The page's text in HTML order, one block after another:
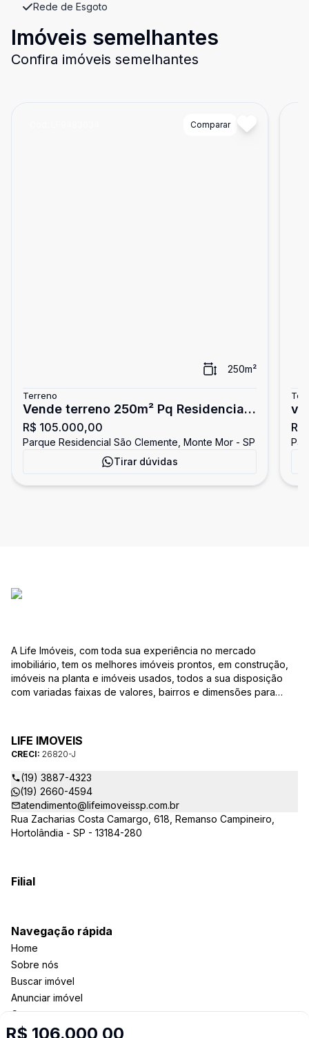
Rede de Esgoto
Imóveis semelhantes
Confira imóveis semelhantes
Comparar
250m²
Terreno
Vende terreno 250m² Pq Residencial
São Clemente
R$ 105.000,00
Parque Residencial São Clemente, Monte Mor - SP
Tirar dúvidas
R$ 106.000,00
A Life Imóveis, com toda sua experiência no mercado
imobiliário, tem os melhores imóveis prontos, em construção,
imóveis na planta e imóveis usados, todos a sua disposição
com variadas faixas de valores, bairros e dimensões para
as suas dúvidas sobre casas, apartamentos, terrenos, salas
comerciais e outros produtos imobiliários.
LIFE IMOVEIS
CRECI: 26820-J
(19) 3887-4323
(19) 2660-4594
atendimento@lifeimoveissp.com.br
Rua Zacharias Costa Camargo, 618, Remanso Campineiro,
Hortolândia - SP - 13184-280
Filial
Navegação rápida
Home
Sobre nós
Buscar imóvel
Anunciar imóvel
Contato